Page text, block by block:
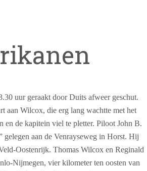
uur geraakt door Duits afweer geschut.
aan Wilcox, die erg lang wachtte met het
en de kapitein viel te pletter. Piloot John B.
aan de Venrayseweg in Horst. Hij
Oostenrijk. Thomas Wilcox en Reginald
Nijmegen, vier kilometer ten oosten van